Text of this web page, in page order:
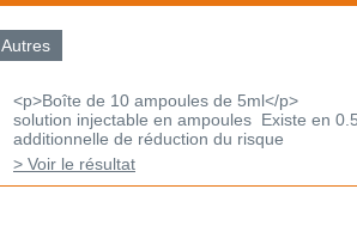
Autres
<p>Boîte de 10 ampoules de 5ml</p>
solution injectable en ampoules Existe en
additionnelle de réduction du risque
> Voir le résultat